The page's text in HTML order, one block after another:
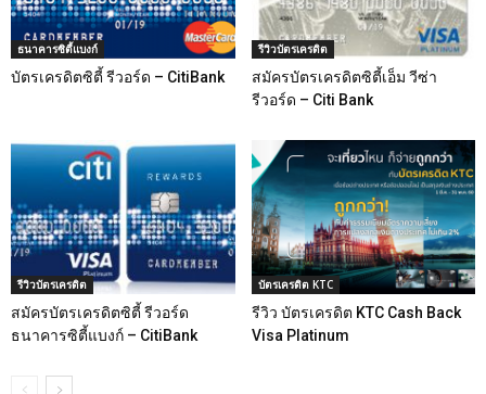
ธนาคารซิตี้แบงก์
บัตรเครดิตซิตี้ รีวอร์ด – CitiBank
รีวิวบัตรเครดิต
สมัครบัตรเครดิตซิตี้เอ็ม วีซ่า
รีวอร์ด – Citi Bank
รีวิวบัตรเครดิต
สมัครบัตรเครดิตซิตี้ รีวอร์ด
ธนาคารซิตี้แบงก์ – CitiBank
บัตรเครดิต KTC
รีวิว บัตรเครดิต KTC Cash Back
Visa Platinum